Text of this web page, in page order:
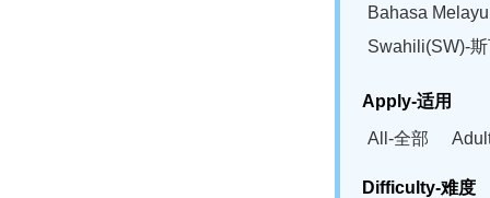
Bahasa
Swahili(SW)-
Apply-适用
All-全部
Difficulty-难度